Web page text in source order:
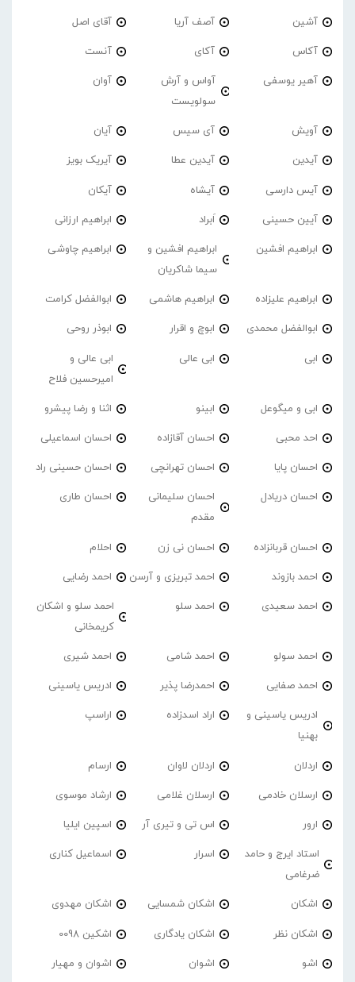
آشین آصف آریا آقای اصل
آکاس آکای آنست
آهیر یوسفی
آواس و آرش
سولویست
آوان
آویش آی سیس آیان
آیدین آیدین عطا آیریک بویز
آیس دارسی آیشاه آیکان
آیین حسینی اَبراد ابراهیم ارزانی
ابراهیم افشین
ابراهیم افشین و
سیما شاکریان
ابراهیم چاوشی
ابراهیم علیزاده ابراهیم هاشمی ابوالفضل کرامت
ابوالفضل محمدی ابوچ و اقرار ابوذر روحی
ابی ابی عالی
ابی عالی و
امیرحسین فلاح
ابی و میگوعل ابینو اثنا و رضا پیشرو
احد محبی احسان آقازاده احسان اسماعیلی
احسان پایا احسان تهرانچی احسان حسینی راد
احسان دریادل
احسان سلیمانی
مقدم
احسان طاری
احسان قربانزاده احسان نی زن احلام
احمد بازوند احمد تبریزی و آرسن احمد‌ رضایی
احمد سعیدی احمد سلو
احمد سلو و اشکان
کریمخانی
احمد سولو احمد شامی احمد شیری
احمد صفایی احمدرضا پذیر ادریس یاسینی
ادریس یاسینی و
بهنیا
اراد اسدزاده اراسپ
اردلان اردلان لاوان ارسام
ارسلان خادمی ارسلان غلامی ارشاد موسوی
ارور اس تی و تیری آر اسپین ایلیا
استاد ایرج و حامد
ضرغامی
اسرار اسماعیل کناری
اشکان اشکان شمسایی اشکان مهدوی
اشکان نظر اشکان یادگاری اشکین 0098
اشو اشوان اشوان و مهیار